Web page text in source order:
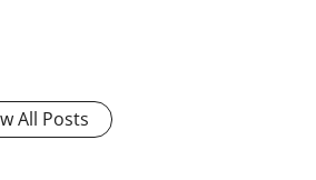
All Posts